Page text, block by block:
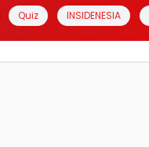
Quiz INSIDENESIA